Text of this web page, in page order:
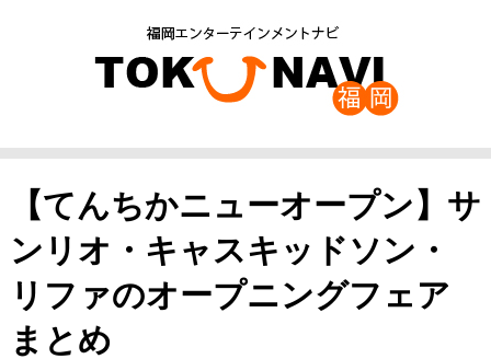
【てんちかニューオープン】サ
ンリオ・キャスキッドソン・
リファのオープニングフェア
まとめ